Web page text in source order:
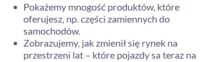
Pokażemy mnogość produktów, które
oferujesz, np. części zamiennych do
samochodów.
Zobrazujemy, jak zmienił się rynek na
przestrzeni lat – które pojazdy sa teraz na